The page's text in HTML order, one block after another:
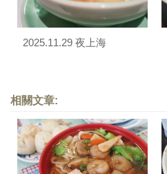
2025.11.29 夜上海
相關文章: